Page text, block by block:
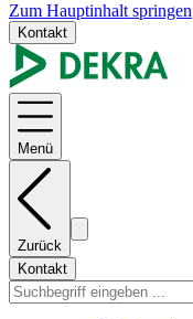
Zum Hauptinhalt springen
Kontakt
Menü
Zurück
Kontakt